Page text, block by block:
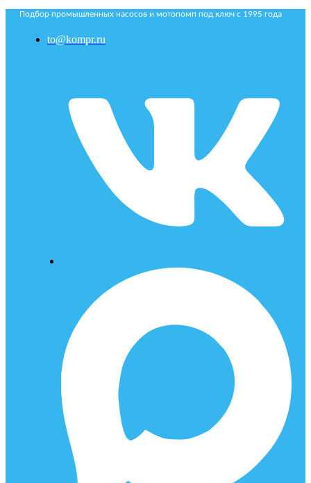
Подбор промышленных насосов и мотопомп под ключ с 1995 года
to@kompr.ru